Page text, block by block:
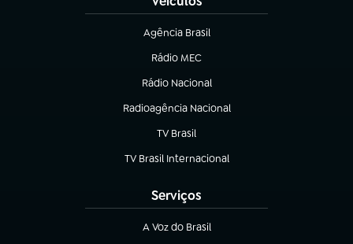
Agência Brasil
(abre em nova aba)
Rádio MEC
Rádio Nacional
(abre em nova aba)
Radioagência Nacional
(abre em nova aba)
TV Brasil
(abre em nova aba)
TV Brasil Internacional
(abre em nova aba)
Serviços
A Voz do Brasil
(abre em nova aba)